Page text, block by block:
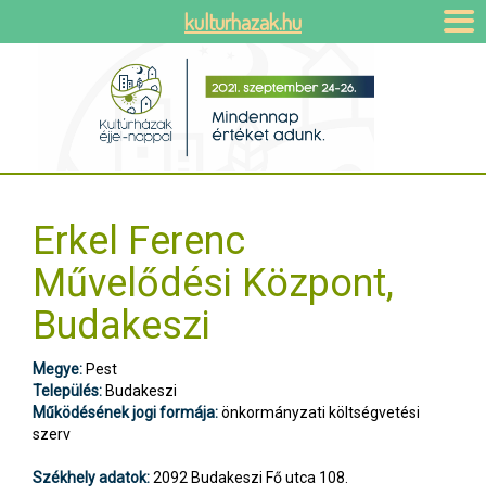
Erkel Ferenc
Művelődési Központ,
Budakeszi
Megye: Pest
Település: Budakeszi
Működésének jogi formája:önkormányzati költségvetési
szerv
Székhely adatok:2092 Budakeszi Fő utca 108.
kulturhazak.hu